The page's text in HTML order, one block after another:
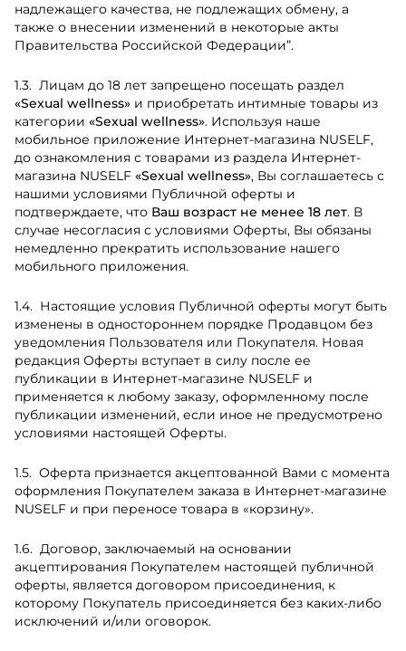
надлежащего качества, не подлежащих обмену, а
также о внесении изменений в некоторые акты
Правительства Российской Федерации”.
Лицам до 18 лет запрещено посещать раздел
«Sexual wellness» и приобретать интимные товары из
категории «Sexual wellness». Используя наше
мобильное приложение Интернет-магазина NUSELF,
до ознакомления с товарами из раздела Интернет-
магазина NUSELF «Sexual wellness», Вы соглашаетесь с
нашими условиями Публичной оферты и
подтверждаете, что Ваш возраст не менее 18 лет. В
случае несогласия с условиями Оферты, Вы обязаны
немедленно прекратить использование нашего
мобильного приложения.
Настоящие условия Публичной оферты могут быть
изменены в одностороннем порядке Продавцом без
уведомления Пользователя или Покупателя. Новая
редакция Оферты вступает в силу после ее
публикации в Интернет-магазине NUSELF и
применяется к любому заказу, оформленному после
публикации изменений, если иное не предусмотрено
условиями настоящей Оферты.
Оферта признается акцептованной Вами с момента
оформления Покупателем заказа в Интернет-магазине
NUSELF и при переносе товара в «корзину».
Договор, заключаемый на основании
акцептирования Покупателем настоящей публичной
оферты, является договором присоединения, к
которому Покупатель присоединяется без каких-либо
исключений и/или оговорок.